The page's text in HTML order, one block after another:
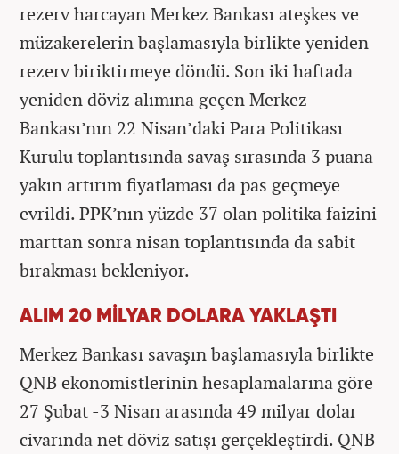
rezerv harcayan Merkez Bankası ateşkes ve
müzakerelerin başlamasıyla birlikte yeniden
rezerv biriktirmeye döndü. Son iki haftada
yeniden döviz alımına geçen Merkez
Bankası’nın 22 Nisan’daki Para Politikası
Kurulu toplantısında savaş sırasında 3 puana
yakın artırım fiyatlaması da pas geçmeye
evrildi. PPK’nın yüzde 37 olan politika faizini
marttan sonra nisan toplantısında da sabit
bırakması bekleniyor.
ALIM 20 MİLYAR DOLARA YAKLAŞTI
Merkez Bankası savaşın başlamasıyla birlikte
QNB ekonomistlerinin hesaplamalarına göre
27 Şubat -3 Nisan arasında 49 milyar dolar
civarında net döviz satışı gerçekleştirdi. QNB